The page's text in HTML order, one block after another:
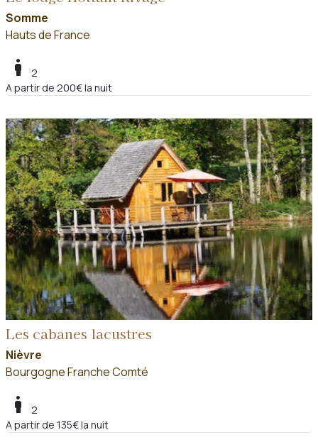
Somme
Hauts de France
boy
2
A partir de 200€ la nuit
Les cabanes lacustres
Nièvre
Bourgogne Franche Comté
boy
2
A partir de 135€ la nuit